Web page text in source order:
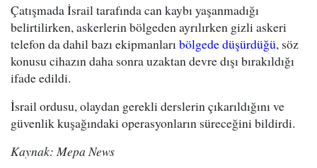
Çatışmada İsrail tarafında can kaybı yaşanmadığı
belirtilirken, askerlerin bölgeden ayrılırken gizli askeri
telefon da dahil bazı ekipmanları bölgede düşürdüğü, söz
konusu cihazın daha sonra uzaktan devre dışı bırakıldığı
ifade edildi.
İsrail ordusu, olaydan gerekli derslerin çıkarıldığını ve
güvenlik kuşağındaki operasyonların süreceğini bildirdi.
Kaynak: Mepa News